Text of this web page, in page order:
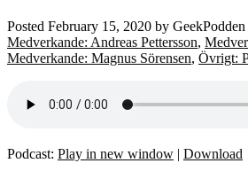
Posted February 15, 2020 by GeekPodden
Medverkande: Andreas Pettersson,
Medverkande: Magnus Sörensen, Övrigt:
Podcast: Play in new window | Download